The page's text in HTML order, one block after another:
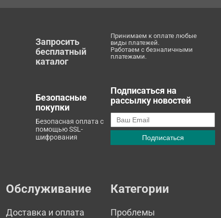
Запросить
бесплатный
каталог
Принимаем к оплате любые
виды платежей.
Работаем с безналичными
платежами.
Безопасные
покупки
Безопасная оплата с
помощью SSL-
шифрования
Подписаться на
рассылку новостей
Обслуживание
Доставка и оплата
Категории
Проблемы